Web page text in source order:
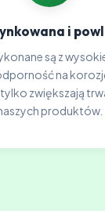
i
są z
na
zwiększają
produktów.